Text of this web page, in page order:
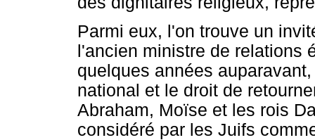
Parmi eux, l'on trouve un
l'ancien ministre de relations
quelques années
national et le droit de
Abraham, Moïse et les rois
considéré par les Juifs